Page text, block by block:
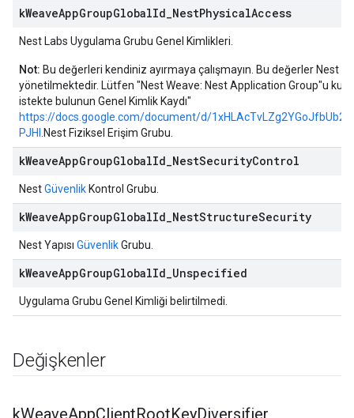
kWeaveAppGroupGlobalId NestPhysicalAccess
Nest Labs Uygulama Grubu Genel Kimlikleri.
Not: Bu değerleri kendiniz ayırmaya çalışmayın. Bu değerler Nest
yönetilmektedir. Lütfen "Nest Weave: Nest Application Group"u
istekte bulunun Genel Kimlik Kaydı"
https://docs.google.com/document/d/
PJHI
.Nest Fiziksel Erişim Grubu.
kWeaveAppGroupGlobalId NestSecurityControl
NestGüvenlik Kontrol Grubu.
kWeaveAppGroupGlobalId NestStructureSecurity
Nest Yapısı GüvenlikGrubu.
kWeaveAppGroupGlobalId Unspecified
Uygulama Grubu Genel Kimliği belirtilmedi.
Değişkenler
kWeaveAppClientRootKeyDiversifier